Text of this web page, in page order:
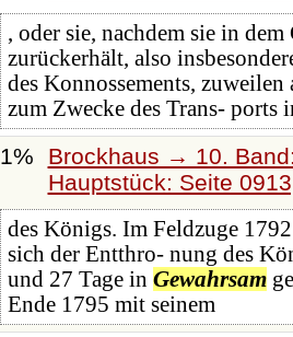
, oder sie, nachdem sie in
zurückerhält, also
des Konnossements,
zum Zwecke des Trans- ports
1%
Brockhaus → 10.
Hauptstück: Seite
des Königs. Im Feldzuge
sich der Entthro- nung des
und 27 Tage in Gewahrsam
Ende 1795 mit seinem